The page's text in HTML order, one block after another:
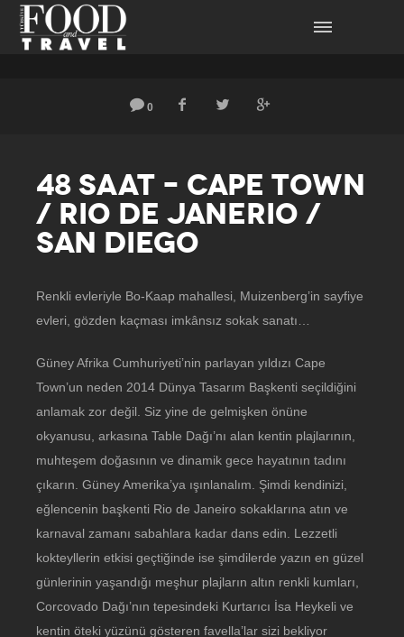
0
48 SAAT – CAPE TOWN
/ RIO DE JANERIO /
SAN DIEGO
Renkli evleriyle Bo-Kaap mahallesi, Muizenberg’in sayfiye
evleri, gözden kaçması imkânsız sokak sanatı…
Güney Afrika Cumhuriyeti’nin parlayan yıldızı Cape
Town’un neden 2014 Dünya Tasarım Başkenti seçildiğini
anlamak zor değil. Siz yine de gelmişken önüne
okyanusu, arkasına Table Dağı’nı alan kentin plajlarının,
muhteşem doğasının ve dinamik gece hayatının tadını
çıkarın. Güney Amerika’ya ışınlanalım. Şimdi kendinizi,
eğlencenin başkenti Rio de Janeiro sokaklarına atın ve
karnaval zamanı sabahlara kadar dans edin. Lezzetli
kokteyllerin etkisi geçtiğinde ise şimdilerde yazın en güzel
günlerinin yaşandığı meşhur plajların altın renkli kumları,
Corcovado Dağı’nın tepesindeki Kurtarıcı İsa Heykeli ve
kentin öteki yüzünü gösteren favella’lar sizi bekliyor